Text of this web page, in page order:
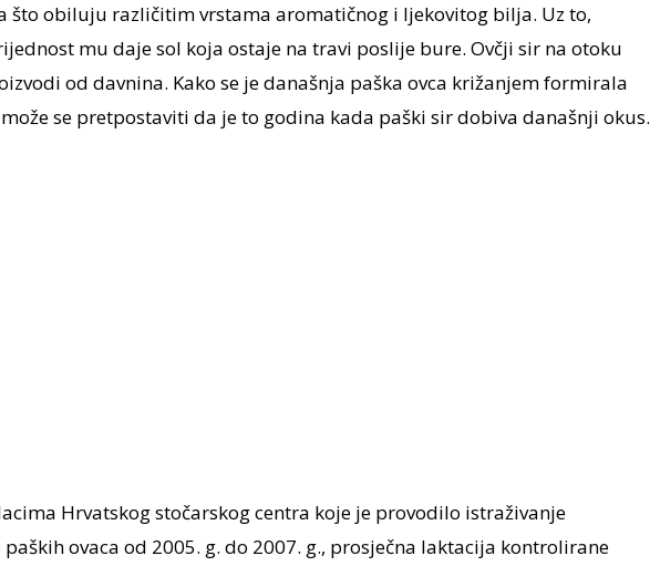
što obiluju različitim vrstama aromatičnog i ljekovitog bilja. Uz to,
mu daje sol koja ostaje na travi poslije bure. Ovčji sir na otoku
od davnina. Kako se je današnja paška ovca križanjem formirala
se pretpostaviti da je to godina kada paški sir dobiva današnji okus.
Hrvatskog stočarskog centra koje je provodilo istraživanje
ovaca od 2005. g. do 2007. g., prosječna laktacija kontrolirane